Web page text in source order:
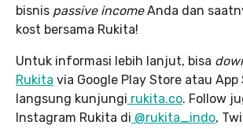
bisnis passive incomeAnda dan
kost bersama Rukita!
Untuk informasi lebih lanjut, bisa
Rukita via Google Play Store atau
langsung kunjungi rukita.co. Follow
Instagram Rukita di @rukita_indo,